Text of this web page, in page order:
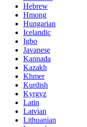
Hebrew
Hmong
Hungarian
Icelandic
Igbo
Javanese
Kannada
Kazakh
Khmer
Kurdish
Kyrgyz
Latin
Latvian
Lithuanian